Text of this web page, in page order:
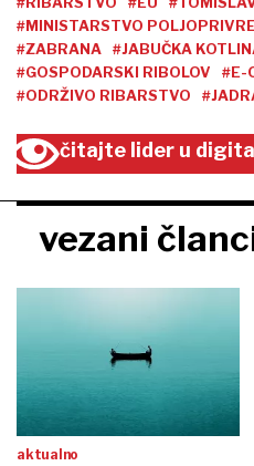
#MINISTARSTVO
#ZABRANA
#JABUČKA
#GOSPODARSKI RIBOLOV
#E-
#ODRŽIVO RIBARSTVO
čitajte lider u
vezani
aktualno